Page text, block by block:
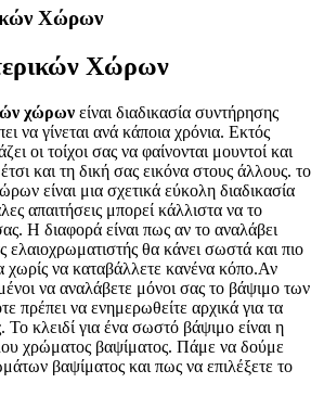
Χώρων
Χώρων
χώρων είναι διαδικασία συντήρησης
να γίνεται ανά κάποια χρόνια. Εκτός
οι τοίχοι σας να φαίνονται μουντοί και
και τη δική σας εικόνα στους άλλους. το
είναι μια σχετικά εύκολη διαδικασία
απαιτήσεις μπορεί κάλλιστα να το
Η διαφορά είναι πως αν το αναλάβει
ελαιοχρωματιστής θα κάνει σωστά και πιο
χωρίς να καταβάλλετε κανένα κόπο.Αν
να αναλάβετε μόνοι σας το βάψιμο των
πρέπει να ενημερωθείτε αρχικά για τα
Το κλειδί για ένα σωστό βάψιμο είναι η
χρώματος βαψίματος. Πάμε να δούμε
βαψίματος και πως να επιλέξετε το